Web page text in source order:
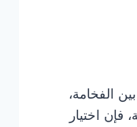
الفخامة،
فإن اختيار